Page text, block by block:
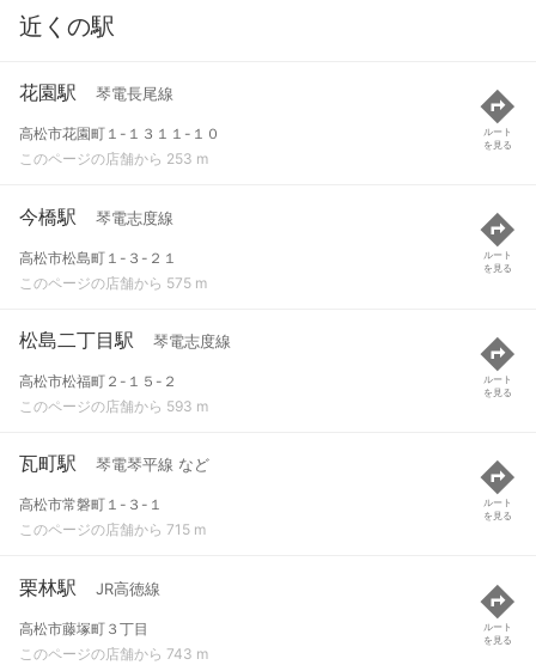
近くの駅
花園駅 琴電長尾線
高松市花園町１-１３１１-１０
このページの店舗から 253 m
ルート
を見る
今橋駅 琴電志度線
高松市松島町１-３-２１
このページの店舗から 575 m
ルート
を見る
松島二丁目駅 琴電志度線
高松市松福町２-１５-２
このページの店舗から 593 m
ルート
を見る
瓦町駅 琴電琴平線 など
高松市常磐町１-３-１
このページの店舗から 715 m
ルート
を見る
栗林駅 JR高徳線
高松市藤塚町３丁目
このページの店舗から 743 m
ルート
を見る